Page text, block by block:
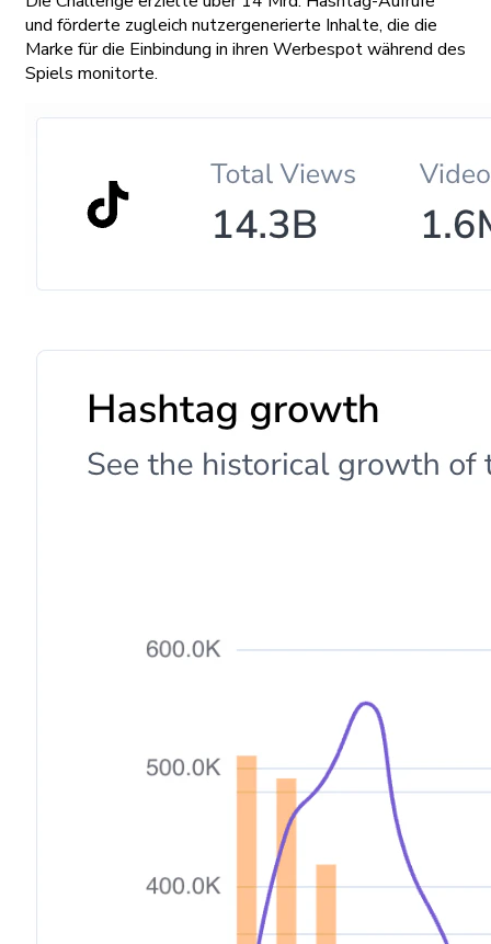
und förderte zugleich nutzergenerierte Inhalte, die die
Marke für die Einbindung in ihren Werbespot während des
Spiels monitorte.